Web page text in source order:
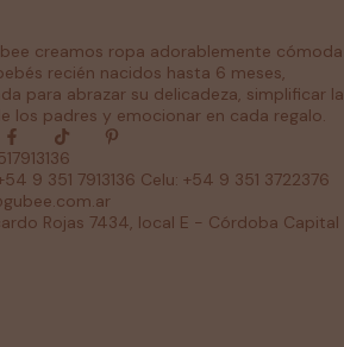
creamos ropa adorablemente cómoda
recién nacidos hasta 6 meses,
para abrazar su delicadeza, simplificar la
los padres y emocionar en cada regalo.
9 351 7913136 Celu: +54 9 351 3722376
Rojas 7434, local E - Córdoba Capital